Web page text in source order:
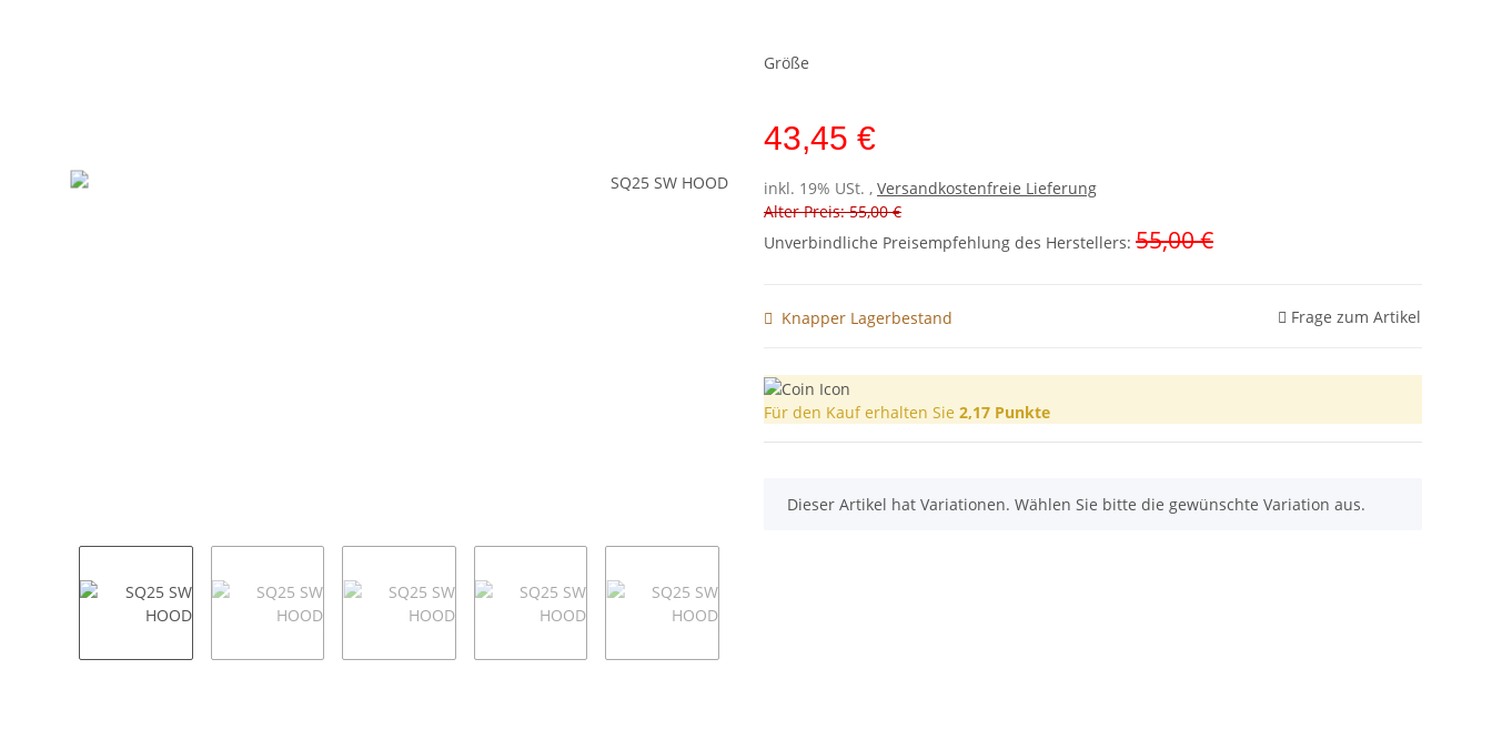
Größe
43,45 €
inkl. 19% USt. , Versandkostenfreie Lieferung
Alter Preis: 55,00 €
Unverbindliche Preisempfehlung des Herstellers: 55,00 €
Knapper Lagerbestand Frage zum Artikel
Für den Kauf erhalten Sie 2,17 Punkte
x
Dieser Artikel hat Variationen. Wählen Sie bitte die gewünschte Variation aus.